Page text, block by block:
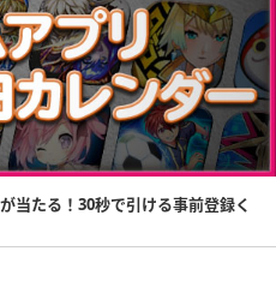
当たる！30秒で引ける事前登録く